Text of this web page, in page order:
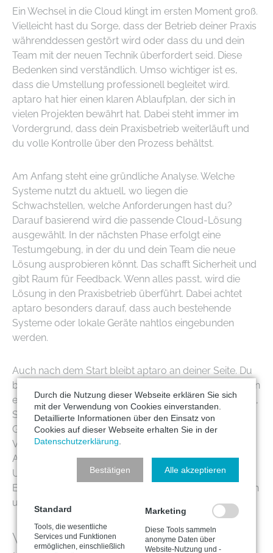
Ein Wechsel in die Cloud klingt im ersten Moment groß.
Vielleicht hast du Sorge, dass der Betrieb deiner Praxis
währenddessen gestört wird oder dass du und dein
Team mit der neuen Technik überfordert seid. Diese
Bedenken sind verständlich. Umso wichtiger ist es,
dass die Umstellung professionell begleitet wird.
aptaro hat hier einen klaren Ablaufplan, der sich in
vielen Projekten bewährt hat. Dabei steht immer im
Vordergrund, dass dein Praxisbetrieb weiterläuft und
du volle Kontrolle über den Prozess behältst.
Am Anfang steht eine gründliche Analyse. Welche
Systeme nutzt du aktuell, wo liegen die
Schwachstellen, welche Anforderungen hast du?
Darauf basierend wird die passende Cloud-Lösung
ausgewählt. In der nächsten Phase erfolgt eine
Testumgebung, in der du und dein Team die neue
Lösung ausprobieren könnt. Das schafft Sicherheit und
gibt Raum für Feedback. Wenn alles passt, wird die
Lösung in den Praxisbetrieb überführt. Dabei achtet
aptaro besonders darauf, dass auch bestehende
Systeme oder lokale Geräte nahtlos eingebunden
werden.
Auch nach dem Start bleibt aptaro an deiner Seite. Du
bekommst nicht einfach eine Cloud hingestellt, sondern
echten Managed Service. Das bedeutet, dass Wartung,
Sicherheit und Updates nicht mehr deine Sorge sind.
Gleichzeitig steht dir ein Ansprechpartner zur
Verfügung, wenn Fragen auftauchen oder sich
Anforderungen ändern. So wird aus einer IT-
Umstellung kein Stressfaktor, sondern eine echte
Entlastung für deine Praxis – technisch, organisatorisch
und ganz praktisch im Alltag.
Welche Risiken gibt es bei Cloud-
Durch die Nutzung dieser Webseite erklären Sie sich
mit der Verwendung von Cookies einverstanden.
Detaillierte Informationen über den Einsatz von
Cookies auf dieser Webseite erhalten Sie in der
Datenschutzerklärung
Bestätigen Alle akzeptieren
Standard
Tools, die wesentliche
Services und Funktionen
ermöglichen, einschließlich
Marketing
Diese Tools sammeln
anonyme Daten über
Website-Nutzung und -